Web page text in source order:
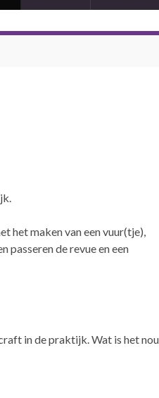
het maken van een vuur(tje),
passeren de revue en een
in de praktijk. Wat is het nou